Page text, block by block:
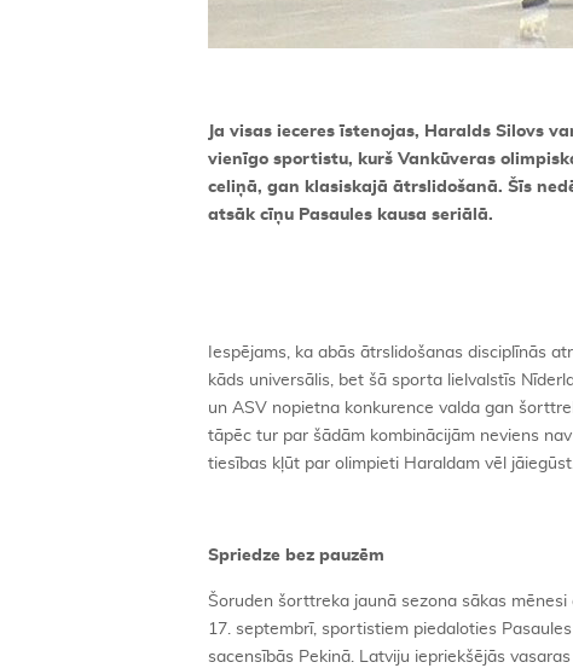
Ja visas ieceres īstenojas, Haralds Silovs
vienīgo sportistu, kurš Vankūveras
celiņā, gan klasiskajā ātrslidošanā. Šīs
atsāk cīņu Pasaules kausa seriālā.
Iespējams, ka abās ātrslidošanas disciplīnās
kāds universālis, bet šā sporta lielvalstīs
un ASV nopietna konkurence valda gan
tāpēc tur par šādām kombinācijām neviens
tiesības kļūt par olimpieti Haraldam vēl
Spriedze bez pauzēm
Šoruden šorttreka jaunā sezona sākas mēnesi
17. septembrī, sportistiem piedaloties
sacensībās Pekinā. Latviju iepriekšējās